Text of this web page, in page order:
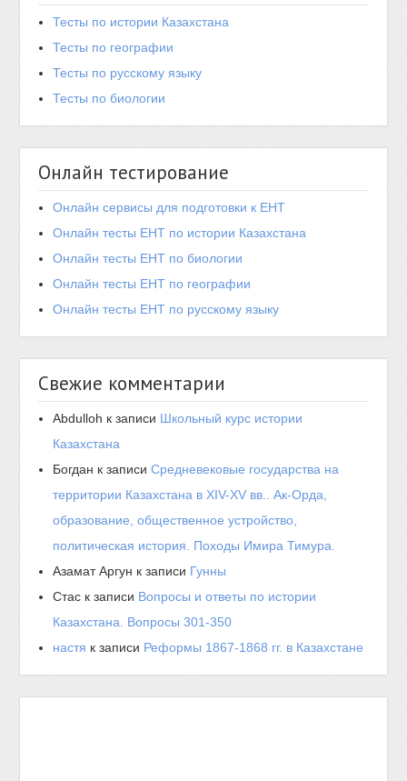
Тесты по истории Казахстана
Тесты по географии
Тесты по русскому языку
Тесты по биологии
Онлайн тестирование
Онлайн сервисы для подготовки к ЕНТ
Онлайн тесты ЕНТ по истории Казахстана
Онлайн тесты ЕНТ по биологии
Онлайн тесты ЕНТ по географии
Онлайн тесты ЕНТ по русскому языку
Свежие комментарии
Abdulloh к записи Школьный курс истории
Казахстана
Богдан к записиСредневековые государства на
территории Казахстана в XIV-XV вв.. Ак-Орда,
образование, общественное устройство,
политическая история. Походы Имира Тимура.
Азамат Аргун к записи Гунны
Стас к записи Вопросы и ответы по истории
Казахстана. Вопросы 301-350
настя к записи Реформы 1867-1868 гг. в Казахстане